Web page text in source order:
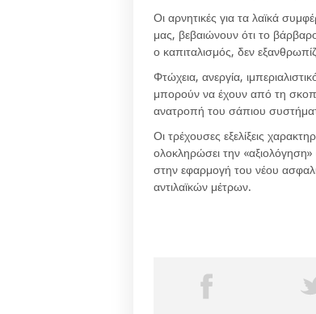
Οι αρνητικές για τα λαϊκά
μας, βεβαιώνουν ότι το
ο καπιταλισμός, δεν
Φτώχεια, ανεργία,
μπορούν να έχουν από τη
ανατροπή του σάπιου
Οι τρέχουσες εξελίξεις
ολοκληρώσει την
στην εφαρμογή του νέου
αντιλαϊκών μέτρων.